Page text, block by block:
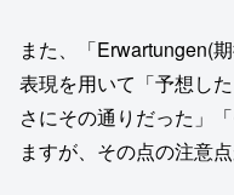
また、「Erwartungen(
表現を用いて「予想し
さにその通りだった」
ますが、その点の注意